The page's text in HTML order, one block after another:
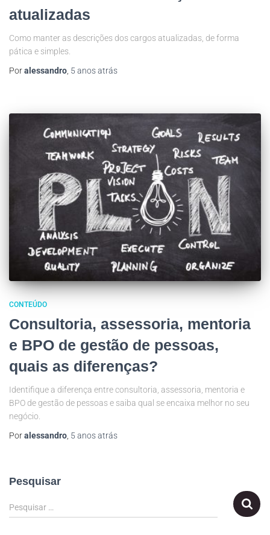
atualizadas
Como manter as descrições dos cargos atualizadas, de forma
pática e simples.
Poralessandro 5 anosatrás
CONTEÚDO
Consultoria, assessoria, mentoria
e BPO de gestão de pessoas,
quais as diferenças?
Identifique a diferença entre consultoria, assessoria, mentoria e
BPO de gestão de pessoas e saiba qual se encaixa melhor no seu
negócio.
Poralessandro 5 anosatrás
Pesquisar
Pesquisar …